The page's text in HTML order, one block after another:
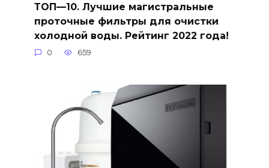
ТОП—10. Лучшие магистральные
проточные фильтры для очистки
холодной воды. Рейтинг 2022 года!
0 659